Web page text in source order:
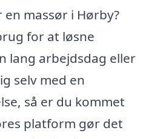
massør i Hørby?
for at løsne
lang arbejdsdag eller
selv med en
så er du kommet
platform gør det